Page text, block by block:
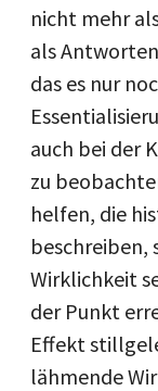
nicht mehr
als
das es nur
auch bei der
zu
helfen, die
beschreiben,
Wirklichkeit
der Punkt
Effekt
lähmende